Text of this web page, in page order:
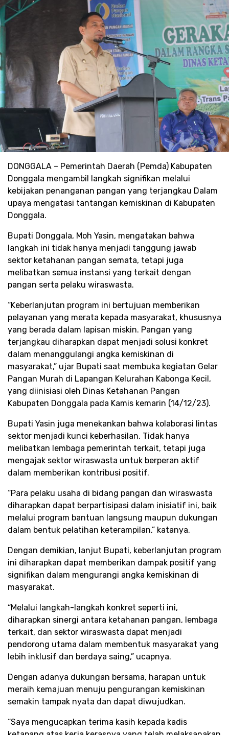
DONGGALA – Pemerintah Daerah (Pemda) Kabupaten
Donggala mengambil langkah signifikan melalui
kebijakan penanganan pangan yang terjangkau Dalam
upaya mengatasi tantangan kemiskinan di Kabupaten
Donggala.
Bupati Donggala, Moh Yasin, mengatakan bahwa
langkah ini tidak hanya menjadi tanggung jawab
sektor ketahanan pangan semata, tetapi juga
melibatkan semua instansi yang terkait dengan
pangan serta pelaku wiraswasta.
“Keberlanjutan program ini bertujuan memberikan
pelayanan yang merata kepada masyarakat, khususnya
yang berada dalam lapisan miskin. Pangan yang
terjangkau diharapkan dapat menjadi solusi konkret
dalam menanggulangi angka kemiskinan di
masyarakat,” ujar Bupati saat membuka kegiatan Gelar
Pangan Murah di Lapangan Kelurahan Kabonga Kecil,
yang diinisiasi oleh Dinas Ketahanan Pangan
Kabupaten Donggala pada Kamis kemarin (14/12/23).
Bupati Yasin juga menekankan bahwa kolaborasi lintas
sektor menjadi kunci keberhasilan. Tidak hanya
melibatkan lembaga pemerintah terkait, tetapi juga
mengajak sektor wiraswasta untuk berperan aktif
dalam memberikan kontribusi positif.
“Para pelaku usaha di bidang pangan dan wiraswasta
diharapkan dapat berpartisipasi dalam inisiatif ini, baik
melalui program bantuan langsung maupun dukungan
dalam bentuk pelatihan keterampilan,” katanya.
Dengan demikian, lanjut Bupati, keberlanjutan program
ini diharapkan dapat memberikan dampak positif yang
signifikan dalam mengurangi angka kemiskinan di
masyarakat.
“Melalui langkah-langkah konkret seperti ini,
diharapkan sinergi antara ketahanan pangan, lembaga
terkait, dan sektor wiraswasta dapat menjadi
pendorong utama dalam membentuk masyarakat yang
lebih inklusif dan berdaya saing,” ucapnya.
Dengan adanya dukungan bersama, harapan untuk
meraih kemajuan menuju pengurangan kemiskinan
semakin tampak nyata dan dapat diwujudkan.
“Saya mengucapkan terima kasih kepada kadis